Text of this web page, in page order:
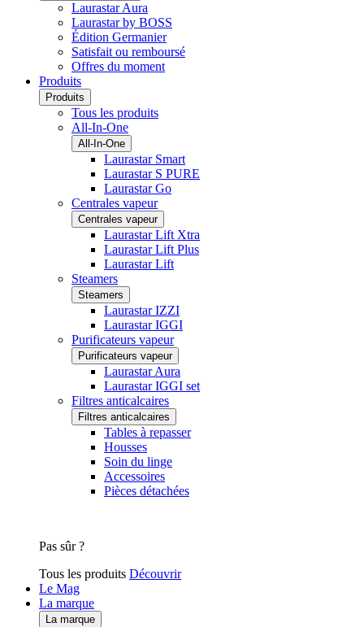
Laurastar Aura
Laurastar by BOSS
Édition Germanier
Satisfait ou remboursé
Offres du moment
Produits
Produits
Tous les produits
All-In-One
All-In-One
Laurastar Smart
Laurastar S PURE
Laurastar Go
Centrales vapeur
Centrales vapeur
Laurastar Lift Xtra
Laurastar Lift Plus
Laurastar Lift
Steamers
Steamers
Laurastar IZZI
Laurastar IGGI
Purificateurs vapeur
Purificateurs vapeur
Laurastar Aura
Laurastar IGGI set
Filtres anticalcaires
Filtres anticalcaires
Tables à repasser
Housses
Soin du linge
Accessoires
Pièces détachées
Pas sûr ?
Tous les produits Découvrir
Le Mag
La marque
La marque